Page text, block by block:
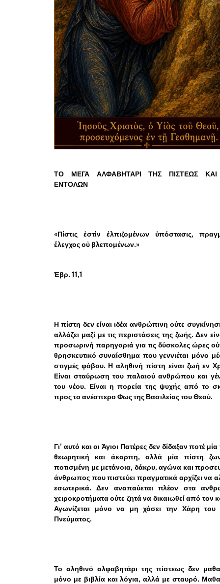
ΤΟ ΜΕΓΑ ΑΛΦΑΒΗΤΑΡΙ ΤΗΣ ΠΙΣΤΕΩΣ
ΕΝΤΟΛΩΝ
«Πίστις ἐστὶν ἐλπιζομένων ὑπόστασις,
ἔλεγχος οὐ βλεπομένων.»
Ἑβρ. 11,1
Η πίστη δεν είναι ιδέα ανθρώπινη ούτε
αλλάζει μαζί με τις περιστάσεις της ζωής. Δεν
προσωρινή παρηγοριά για τις δύσκολες ώρες
θρησκευτικό συναίσθημα που γεννιέται μόνο
στιγμές φόβου. Η αληθινή πίστη είναι ζωή εν
Είναι σταύρωση του παλαιού ανθρώπου και
του νέου. Είναι η πορεία της ψυχής από το
προς το ανέσπερο Φως της Βασιλείας του Θεού.
Γι’ αυτό και οι Άγιοι Πατέρες δεν δίδαξαν ποτέ
θεωρητική και άκαρπη, αλλά μία πίστη
ποτισμένη με μετάνοια, δάκρυ, αγώνα και
άνθρωπος που πιστεύει πραγματικά αρχίζει να
εσωτερικά. Δεν αναπαύεται πλέον στα
χειροκροτήματα ούτε ζητά να δικαιωθεί από τον
Αγωνίζεται μόνο να μη χάσει την Χάρη του
Πνεύματος.
Το αληθινό αλφαβητάρι της πίστεως δεν
μόνο με βιβλία και λόγια, αλλά με σταυρό.